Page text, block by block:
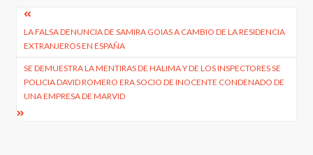
Navegación
de
entradas
LA FALSA DENUNCIA DE SAMIRA GOIAS A CAMBIO DE LA RESIDENCIA
EXTRANJEROS EN ESPAÑA
SE DEMUESTRA LA MENTIRAS DE HALIMA Y DE LOS INSPECTORES SE
POLICIA DAVID ROMERO ERA SOCIO DE INOCENTE CONDENADO DE
UNA EMPRESA DE MARVID